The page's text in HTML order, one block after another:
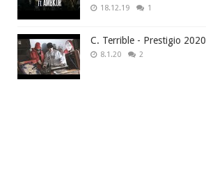
18.12.19 1
C. Terrible - Prestigio 2020
8.1.20 2